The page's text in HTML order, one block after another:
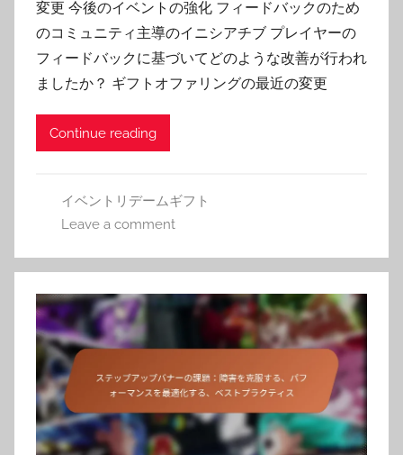
変更 今後のイベントの強化 フィードバックのため
のコミュニティ主導のイニシアチブ プレイヤーの
フィードバックに基づいてどのような改善が行われ
ましたか？ ギフトオファリングの最近の変更
Continue reading
イベントリデームギフト
Leave a comment